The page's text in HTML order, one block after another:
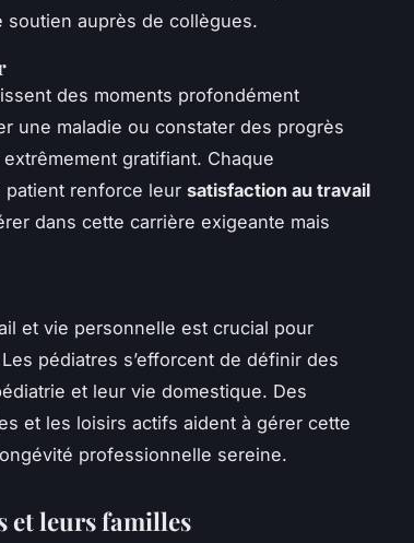
soutien auprès de collègues.
des moments profondément
une maladie ou constater des progrès
gratifiant. Chaque
patient renforce leur satisfaction au travail
dans cette carrière exigeante mais
et vie personnelle est crucial pour
pédiatres s’efforcent de définir des
et leur vie domestique. Des
et les loisirs actifs aident à gérer cette
professionnelle sereine.
et leurs familles